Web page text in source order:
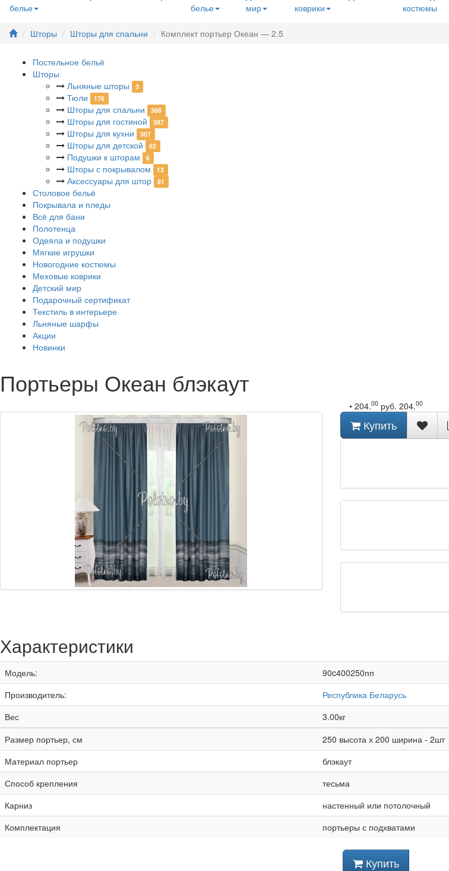
белье
белье
мир
коврики
костюмы
Шторы Шторы для спальни Комплект портьер Океан — 2.5
Постельное бельё
Шторы
Льняные шторы
3
Тюли 176
Шторы для спальни 388
Шторы для гостиной 387
Шторы для кухни 307
Шторы для детской 62
Подушки к шторам 6
Шторы с покрывалом 13
Аксессуары для штор 81
Столовое бельё
Покрывала и пледы
Всё для бани
Полотенца
Одеяла и подушки
Мягкие игрушки
Новогодние костюмы
Меховые коврики
Детский мир
Подарочный сертификат
Текстиль в интерьере
Льняные шарфы
Акции
Новинки
Портьеры Океан блэкаут
• 204.00руб. 204.00
Купить
Характеристики
Модель:
90c400250пп
Производитель:
Республика Беларусь
Вес
3.00кг
Размер портьер, см
250 высота х 200 ширина - 2шт
Материал портьер
блэкаут
Способ крепления
тесьма
Карниз
настенный или потолочный
Комплектация
портьеры с подхватами
Купить